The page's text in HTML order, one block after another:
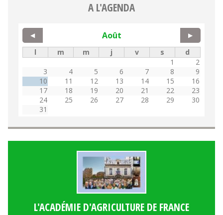
A L'AGENDA
Août
◀ ▶
l m m j v s
d
1
2
3
4 5 6 7 8
9
10
11 12 13 14 15
16
17
18 19 20 21 22
23
24
25 26 27 28 29
30
31
L'ACADÉMIE D'AGRICULTURE DE FRANCE